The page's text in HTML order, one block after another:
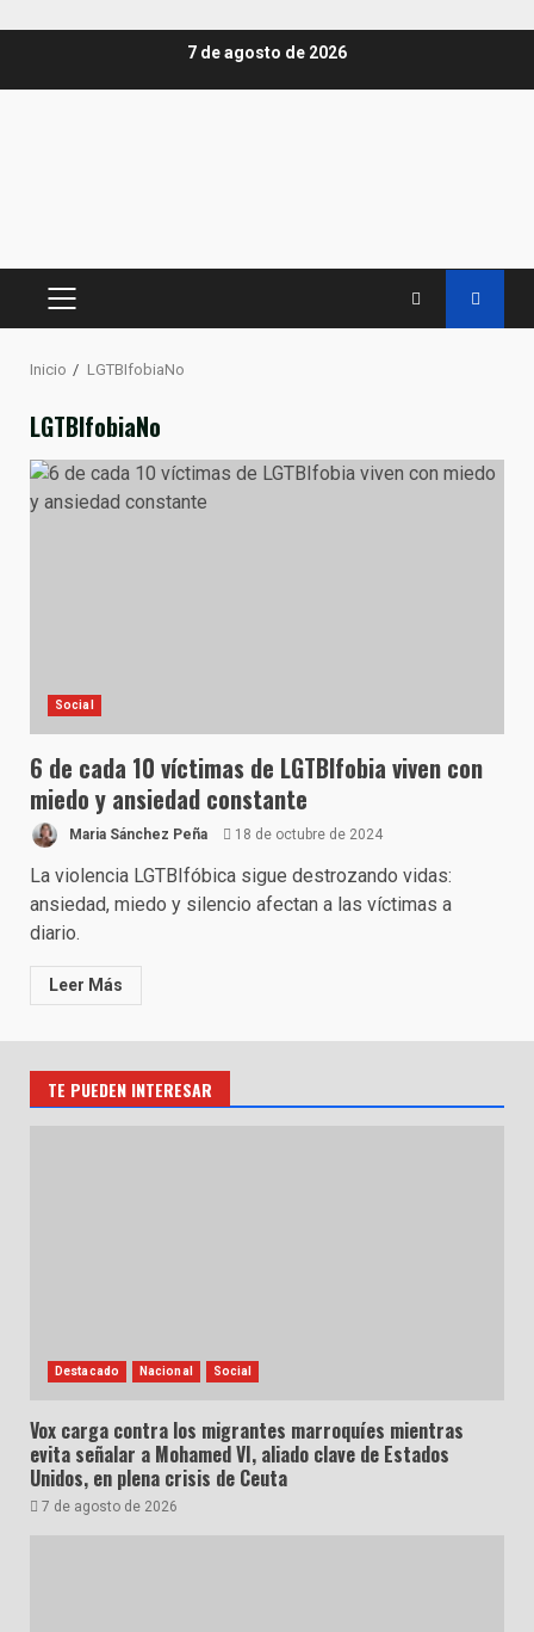
7 de agosto de 2026
MENÚ
Inicio LGTBIfobiaNo
LGTBIfobiaNo
Social
6 de cada 10 víctimas de LGTBIfobia viven con
miedo y ansiedad constante
Maria Sánchez Peña 18 de octubre de 2024
La violencia LGTBIfóbica sigue destrozando vidas:
ansiedad, miedo y silencio afectan a las víctimas a
diario.
Leer Más
TE PUEDEN INTERESAR
Destacado Nacional Social
Vox carga contra los migrantes marroquíes mientras
evita señalar a Mohamed VI, aliado clave de Estados
Unidos, en plena crisis de Ceuta
7 de agosto de 2026